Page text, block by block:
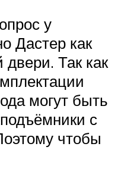
у
Дастер как
двери. Так как
могут быть
с
чтобы